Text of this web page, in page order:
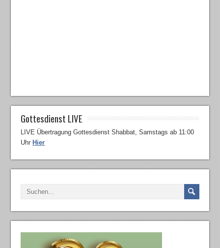
Gottesdienst LIVE
LIVE Übertragung Gottesdienst Shabbat, Samstags ab 11:00
Uhr Hier